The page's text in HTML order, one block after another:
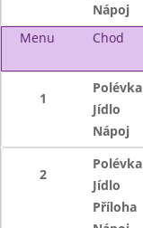
Nápoj
Menu
Chod
1
Polévka
Jídlo
Nápoj
2
Polévka
Jídlo
Příloha